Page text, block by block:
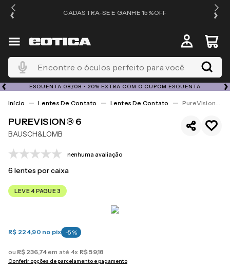
CADASTRA-SE E GANHE 15%OFF
Encontre o óculos perfeito para você
ESQUENTA 08/08 • 20% EXTRA COM O CUPOM ESQUENTA
Lentes De Contato Lentes De Contato PureVision® 6
PUREVISION® 6
BAUSCH&LOMB
nenhuma avaliação
6 lentes por caixa
LEVE 4 PAGUE 3
R$ 224,90 no pix -5 %
ou R$ 236,74 em até 4x R$59,18
Conferir opções de parcelamento e pagamento